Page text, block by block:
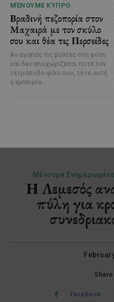
ΜΈΝΟΥΜΕ ΚΎΠΡΟ
Βραδινή πεζοπορία στον
Μαχαιρά με τον σκύλο
σου και θέα τις Περσείδες
Αν αγαπάς τις βόλτες στη φύση
και δεν αποχωρίζεσαι ποτέ τον
τετράποδο φίλο σου, τότε αυτή
η εμπειρία...